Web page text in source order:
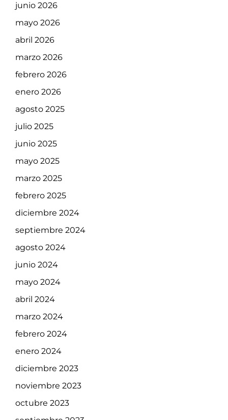
junio 2026
mayo 2026
abril 2026
marzo 2026
febrero 2026
enero 2026
agosto 2025
julio 2025
junio 2025
mayo 2025
marzo 2025
febrero 2025
diciembre 2024
septiembre 2024
agosto 2024
junio 2024
mayo 2024
abril 2024
marzo 2024
febrero 2024
enero 2024
diciembre 2023
noviembre 2023
octubre 2023